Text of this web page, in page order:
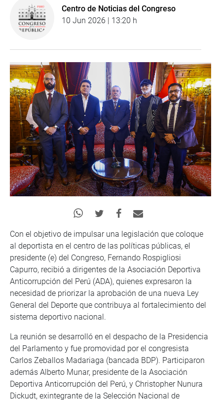
Centro de Noticias del Congreso
10 Jun 2026 | 13:20 h
Con el objetivo de impulsar una legislación que coloque
al deportista en el centro de las políticas públicas, el
presidente (e) del Congreso, Fernando Rospigliosi
Capurro, recibió a dirigentes de la Asociación Deportiva
Anticorrupción del Perú (ADA), quienes expresaron la
necesidad de priorizar la aprobación de una nueva Ley
General del Deporte que contribuya al fortalecimiento del
sistema deportivo nacional.
La reunión se desarrolló en el despacho de la Presidencia
del Parlamento y fue promovidad por el congresista
Carlos Zeballos Madariaga (bancada BDP). Participaron
además Alberto Munar, presidente de la Asociación
Deportiva Anticorrupción del Perú, y Christopher Nunura
Dickudt, exintegrante de la Selección Nacional de